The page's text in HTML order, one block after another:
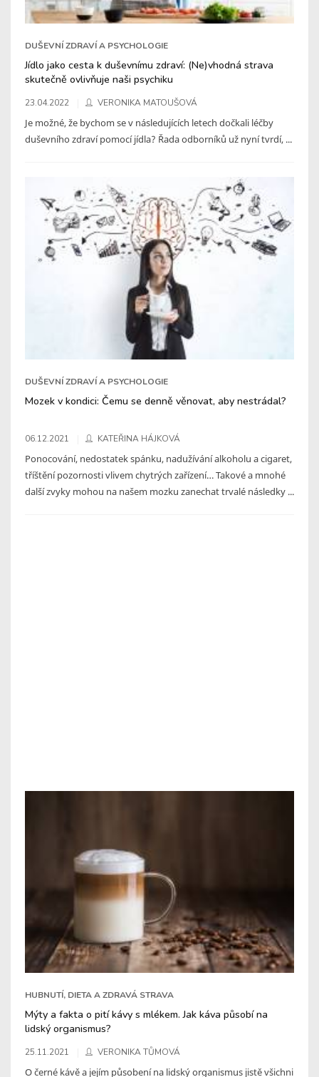
DUŠEVNÍ ZDRAVÍ A PSYCHOLOGIE
Jídlo jako cesta k duševnímu zdraví: (Ne)vhodná strava
skutečně ovlivňuje naši psychiku
23.04.2022 VERONIKA MATOUŠOVÁ
Je možné, že bychom se v následujících letech dočkali léčby
duševního zdraví pomocí jídla? Řada odborníků už nyní tvrdí, ...
DUŠEVNÍ ZDRAVÍ A PSYCHOLOGIE
Mozek v kondici: Čemu se denně věnovat, aby nestrádal?
06.12.2021 KATEŘINA HÁJKOVÁ
Ponocování, nedostatek spánku, nadužívání alkoholu a cigaret,
tříštění pozornosti vlivem chytrých zařízení… Takové a mnohé
další zvyky mohou na našem mozku zanechat trvalé následky ...
HUBNUTÍ, DIETA A ZDRAVÁ STRAVA
Mýty a fakta o pití kávy s mlékem. Jak káva působí na
lidský organismus?
25.11.2021 VERONIKA TŮMOVÁ
O černé kávě a jejím působení na lidský organismus jistě všichni